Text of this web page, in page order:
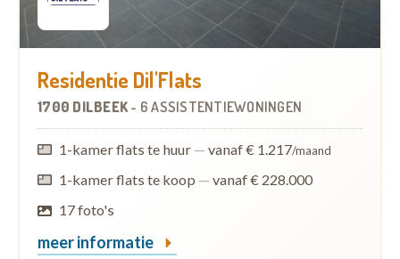
Residentie Dil'Flats
1700 DILBEEK- 6 ASSISTENTIEWONINGEN
1-kamer flats te huur — vanaf € 1.217/maand
1-kamer flats te koop — vanaf € 228.000
17 foto's
meer informatie